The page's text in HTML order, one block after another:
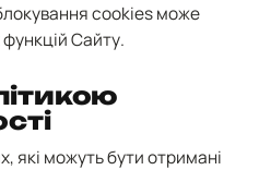
cookies може
Сайту.
які можуть бути отримані